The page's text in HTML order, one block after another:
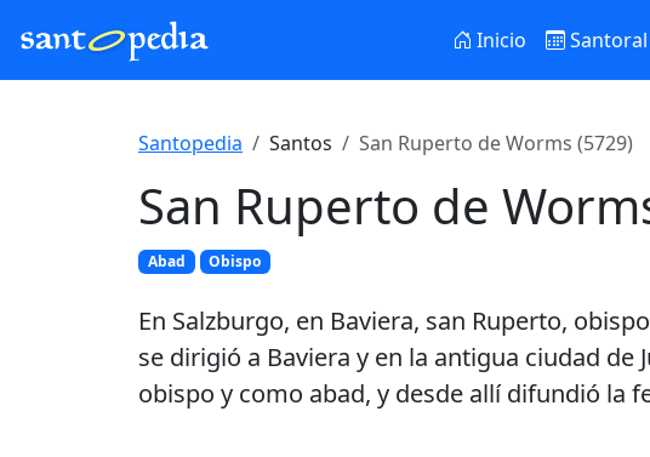
Inicio Santoral
Santopedia Santos San Ruperto de Worms (5729)
San Ruperto de
Abad Obispo
En Salzburgo, en Baviera, san Ruperto,
se dirigió a Baviera y en la antigua ciudad
obispo y como abad, y desde allí difundió la